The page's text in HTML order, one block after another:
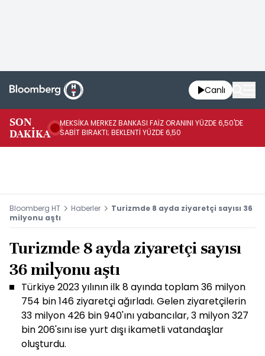
Canlı
SON
DAKİKA
MEKSİKA MERKEZ BANKASI FAİZ ORANINI YÜZDE 6,50'DE
SABİT BIRAKTI; BEKLENTİ YÜZDE 6,50
Bloomberg HT Haberler
Turizmde 8 ayda ziyaretçi sayısı 36
milyonu aştı
Turizmde 8 ayda ziyaretçi sayısı
36 milyonu aştı
Türkiye 2023 yılının ilk 8 ayında toplam 36 milyon
754 bin 146 ziyaretçi ağırladı. Gelen ziyaretçilerin
33 milyon 426 bin 940'ını yabancılar, 3 milyon 327
bin 206'sını ise yurt dışı ikametli vatandaşlar
oluşturdu.